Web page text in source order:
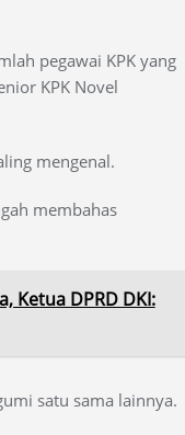
pegawai KPK yang
KPK Novel
mengenal.
membahas
Ketua DPRD DKI:
satu sama lainnya.